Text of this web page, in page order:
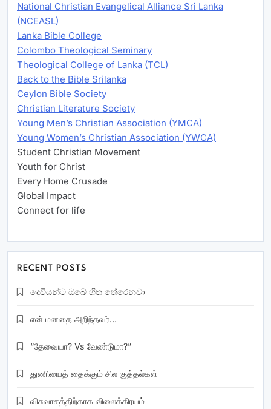
National Christian Evangelical Alliance Sri Lanka
(NCEASL)
Lanka Bible College
Colombo Theological Seminary
Theological College of Lanka (TCL)
Back to the Bible Srilanka
Ceylon Bible Society
Christian Literature Society
Young Men’s Christian Association (YMCA)
Young Women’s Christian Association (YWCA)
Student Christian Movement
Youth for Christ
Every Home Crusade
Global Impact
Connect for life
RECENT POSTS
දෙවියන්ට ඔබේ හිත තේරෙනවා
என் மனதை அறிந்தவர்…
“தேவையா? Vs வேண்டுமா?”
துணியைத் தைக்கும் சில குத்தல்கள்
விசுவாசத்திற்காக விலைக்கிரயம்